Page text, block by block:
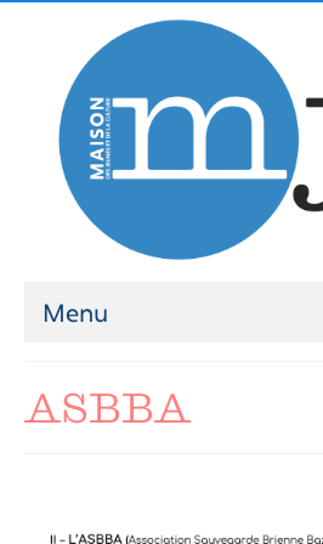
Menu
Ateliers 2026-2027
ASBBA